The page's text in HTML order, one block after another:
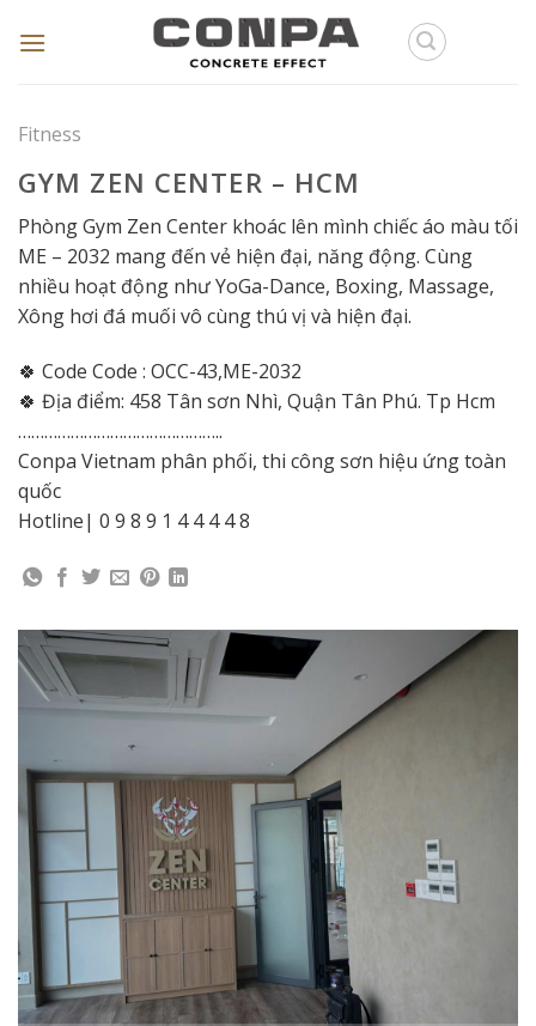
Fitness
GYM ZEN CENTER – HCM
Phòng Gym Zen Center khoác lên mình chiếc áo màu tối
ME – 2032 mang đến vẻ hiện đại, năng động. Cùng
nhiều hoạt động như YoGa-Dance, Boxing, Massage,
Xông hơi đá muối vô cùng thú vị và hiện đại.
🍀 Code Code : OCC-43,ME-2032
🍀 Địa điểm: 458 Tân sơn Nhì, Quận Tân Phú. Tp Hcm
………………………………………..
Conpa Vietnam phân phối, thi công sơn hiệu ứng toàn
quốc
Hotline| 0 9 8 9 1 4 4 4 4 8